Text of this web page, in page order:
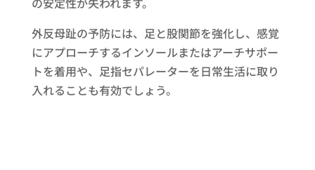
外反母趾の予防には、足と股関節を強化し、感覚
にアプローチするインソールまたはアーチサポー
トを着用や、足指セパレーターを日常生活に取り
入れることも有効でしょう。